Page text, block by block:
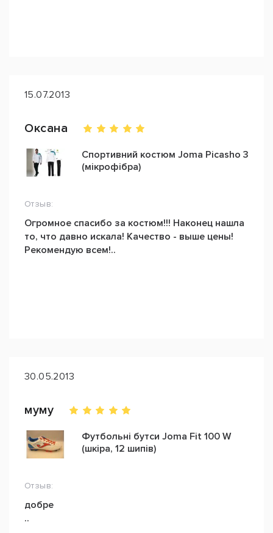
15.07.2013
Оксана
Спортивний костюм Joma Picasho 3
(мікрофібра)
Отзыв:
Огромное спасибо за костюм!!! Наконец нашла
то, что давно искала! Качество - выше цены!
Рекомендую всем!..
30.05.2013
муму
Футбольні бутси Joma Fit 100 W
(шкіра, 12 шипів)
Отзыв:
добре
..